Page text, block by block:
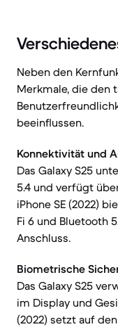
Neben den
Merkmale, die den
beeinflussen.
Konnektivität und
Das Galaxy S25
5.4 und verfügt
iPhone SE (2022)
Fi 6 und Bluetooth
Anschluss.
Biometrische
Das Galaxy S25
im Display und
(2022) setzt auf